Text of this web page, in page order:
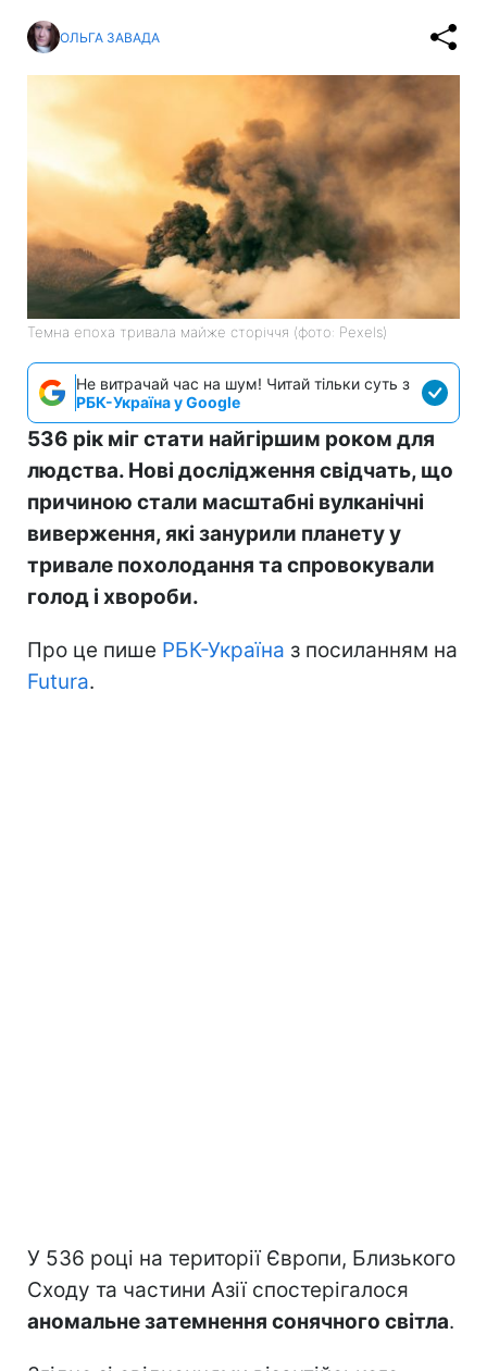
ОЛЬГА ЗАВАДА
Темна епоха тривала майже сторіччя (фото: Pexels)
Не витрачай час на шум! Читай тільки суть з
РБК-Україна у Google
536 рік міг стати найгіршим роком для
людства. Нові дослідження свідчать, що
причиною стали масштабні вулканічні
виверження, які занурили планету у
тривале похолодання та спровокували
голод і хвороби.
Про це пише РБК-Україна з посиланням на
Futura.
У 536 році на території Європи, Близького
Сходу та частини Азії спостерігалося
аномальне затемнення сонячного світла.